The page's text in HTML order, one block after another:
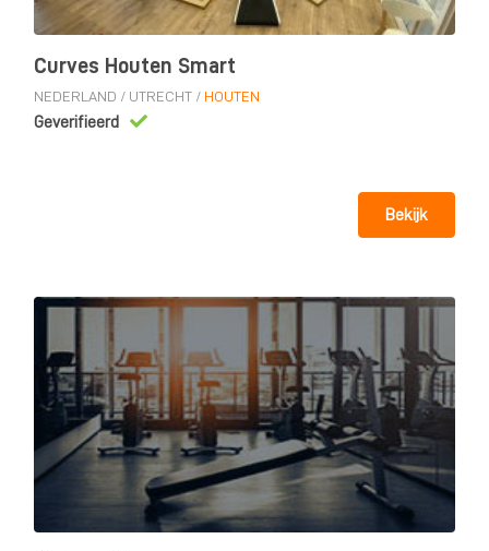
Curves Houten Smart
NEDERLAND / UTRECHT / HOUTEN
Bekijk
Geverifieerd